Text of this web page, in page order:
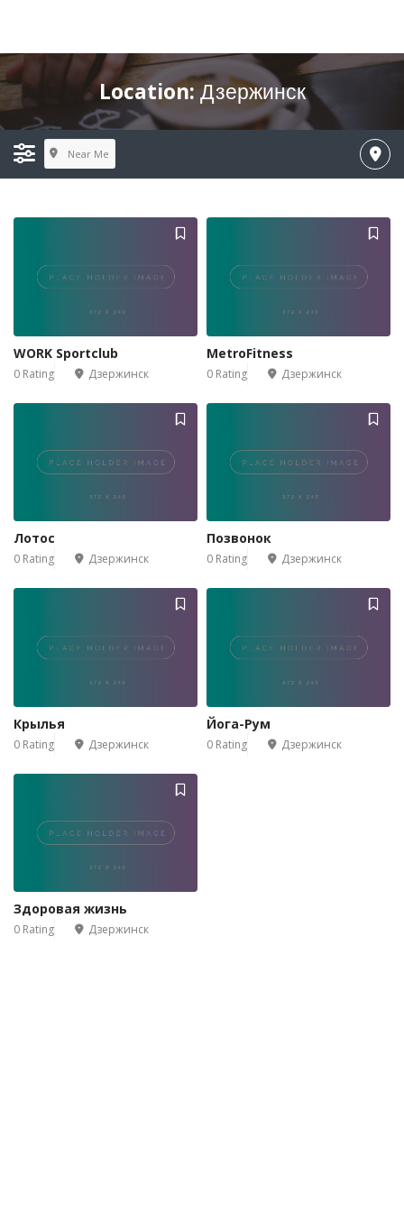
Location:Дзержинск
Near Me
WORK Sportclub
0 Rating Дзержинск
MetroFitness
0 Rating Дзержинск
Лотос
0 Rating Дзержинск
Позвонок
0 Rating Дзержинск
Крылья
0 Rating Дзержинск
Йога-Рум
0 Rating Дзержинск
Здоровая жизнь
0 Rating Дзержинск